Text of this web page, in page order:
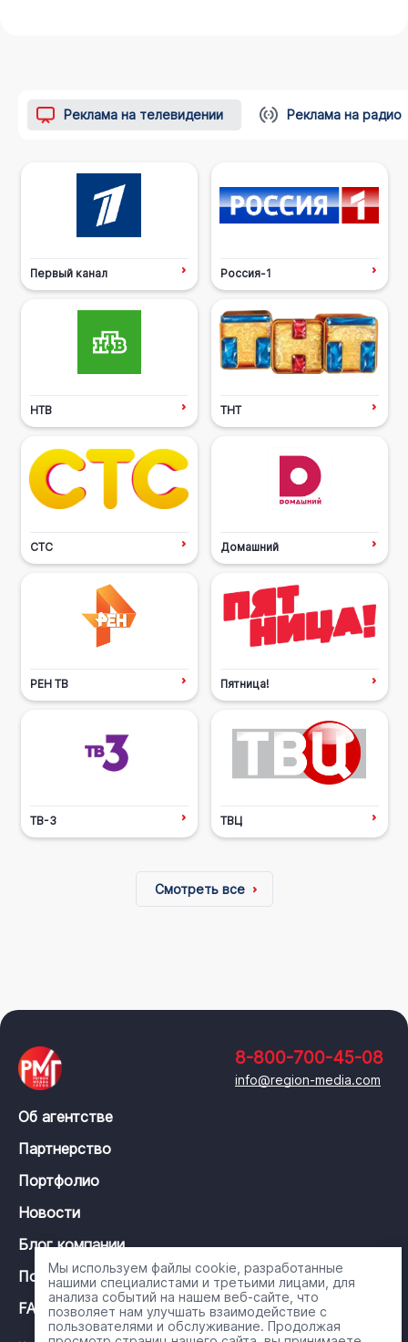
Реклама на телевидении Реклама на радио
Первый канал Россия-1
НТВ ТНТ
СТС Домашний
РЕН ТВ Пятница!
ТВ-3 ТВЦ
Смотреть все
8-800-700-45-08
info@region-media.com
Об агентстве
Партнерство
Портфолио
Новости
Блог компании
Политика конфиденциальности
FAQ
Мы используем файлы cookie, разработанные
нашими специалистами и третьими лицами, для
анализа событий на нашем веб-сайте, что
позволяет нам улучшать взаимодействие с
пользователями и обслуживание. Продолжая